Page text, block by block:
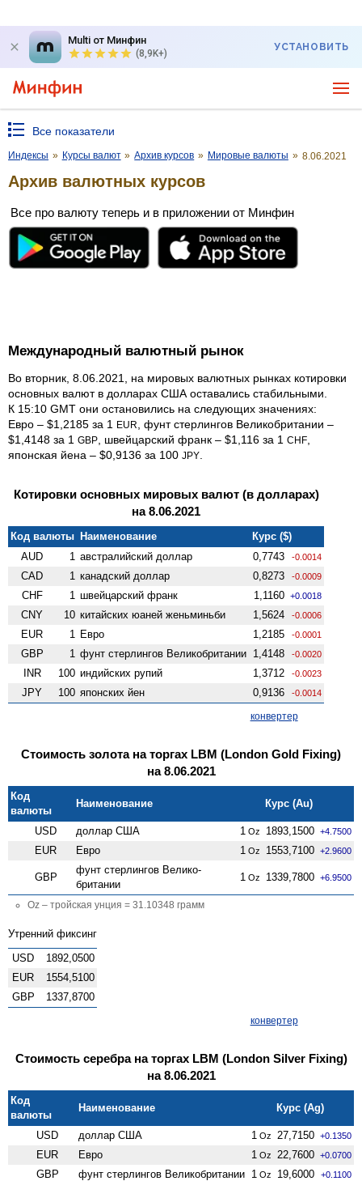
Multi от Минфин
(8,9K+)
УСТАНОВИТЬ
Все показатели
Индексы » Курсы валют » Архив курсов » Мировые валюты » 8.06.2021
Архив валютных курсов
Все про валюту теперь и в приложении от Минфин
Международный валютный рынок
Во вторник, 8.06.2021, на мировых валютных рынках котировки
основных валют в долларах США оставались стабильными.
К 15:10 GMT они остановились на следующих значениях:
Евро – $1,2185 за 1 EUR
, фунт стерлингов Велико­британии –
$1,4148 за 1 GBP , швейцарский франк – $1,116 за 1 CHF
японская йена – $0,9136 за 100 JPY
Котировки основных мировых валют (в долларах)
на 8.06.2021
Код валюты Наименование
Курс ($)
AUD
1 австралийский доллар 0,7743 -0.0014
CAD 1 канадский доллар 0,8273 -0.0009
CHF 1 швейцарский франк 1,1160 +0.0018
CNY 10 китайских юаней женьминьби 1,5624 -0.0006
EUR 1 Евро 1,2185 -0.0001
GBP 1 фунт стерлингов Велико­британии 1,4148 -0.0020
INR 100 индийских рупий 1,3712 -0.0023
JPY 100 японских йен 0,9136 -0.0014
конвертер
Стоимость золота на торгах LBM (London Gold Fixing)
на 8.06.2021
Код
валюты
Наименование Курс (Au)
USD доллар США 1 Oz 1893,1500 +4.7500
EUR Евро 1 Oz 1553,7100 +2.9600
GBP
фунт стерлингов Велико­
британии
1 Oz 1339,7800 +6.9500
Oz – тройская унция = 31.10348 грамм
Утренний фиксинг
USD
1892,0500
EUR
1554,5100
GBP
1337,8700
конвертер
Стоимость серебра на торгах LBM (London Silver Fixing)
на 8.06.2021
Код
валюты
Наименование Курс (Ag)
USD доллар США 1 Oz 27,7150 +0.1350
EUR Евро 1 Oz 22,7600 +0.0700
GBP фунт стерлингов Велико­британии 1 Oz 19,6000 +0.1100